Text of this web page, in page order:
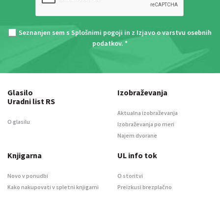
Seznanjen sem s Splošnimi pogoji in z Izjavo o varstvu osebnih
podatkov. *
Glasilo
Uradni list RS
O glasilu
Izobraževanja
Aktualna izobraževanja
Izobraževanja po meri
Najem dvorane
Knjigarna
Novo v ponudbi
Kako nakupovati v spletni knjigarni
UL info tok
O storitvi
Preizkusi brezplačno